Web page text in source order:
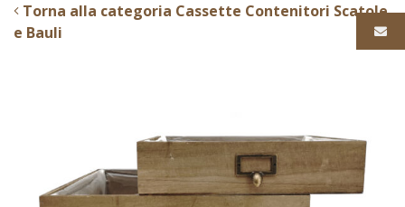
Torna alla categoria Cassette Contenitori Scatole
e Bauli